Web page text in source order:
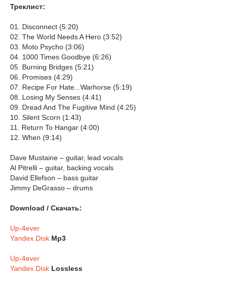
Треклист:
01. Disconnect (5:20)
02. The World Needs A Hero (3:52)
03. Moto Psycho (3:06)
04. 1000 Times Goodbye (6:26)
05. Burning Bridges (5:21)
06. Promises (4:29)
07. Recipe For Hate...Warhorse (5:19)
08. Losing My Senses (4:41)
09. Dread And The Fugitive Mind (4:25)
10. Silent Scorn (1:43)
11. Return To Hangar (4:00)
12. When (9:14)
Dave Mustaine – guitar, lead vocals
Al Pitrelli – guitar, backing vocals
David Ellefson – bass guitar
Jimmy DeGrasso – drums
Download / Скачать:
Up-4ever
Yandex.Disk Mp3
Up-4ever
Yandex.Disk Lossless